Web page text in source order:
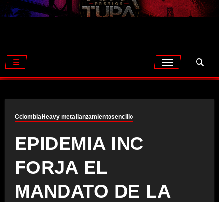
ColombiaHeavy metallanzamientosencillo
EPIDEMIA INC
FORJA EL
MANDATO DE LA